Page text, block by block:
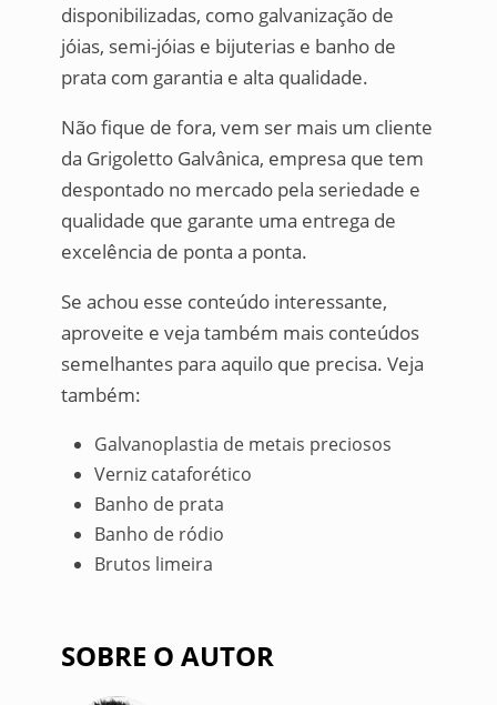
disponibilizadas, como galvanização de
jóias, semi-jóias e bijuterias e banho de
prata com garantia e alta qualidade.
Não fique de fora, vem ser mais um cliente
da Grigoletto Galvânica, empresa que tem
despontado no mercado pela seriedade e
qualidade que garante uma entrega de
excelência de ponta a ponta.
Se achou esse conteúdo interessante,
aproveite e veja também mais conteúdos
semelhantes para aquilo que precisa. Veja
também:
Galvanoplastia de metais preciosos
Verniz cataforético
Banho de prata
Banho de ródio
Brutos limeira
SOBRE O AUTOR